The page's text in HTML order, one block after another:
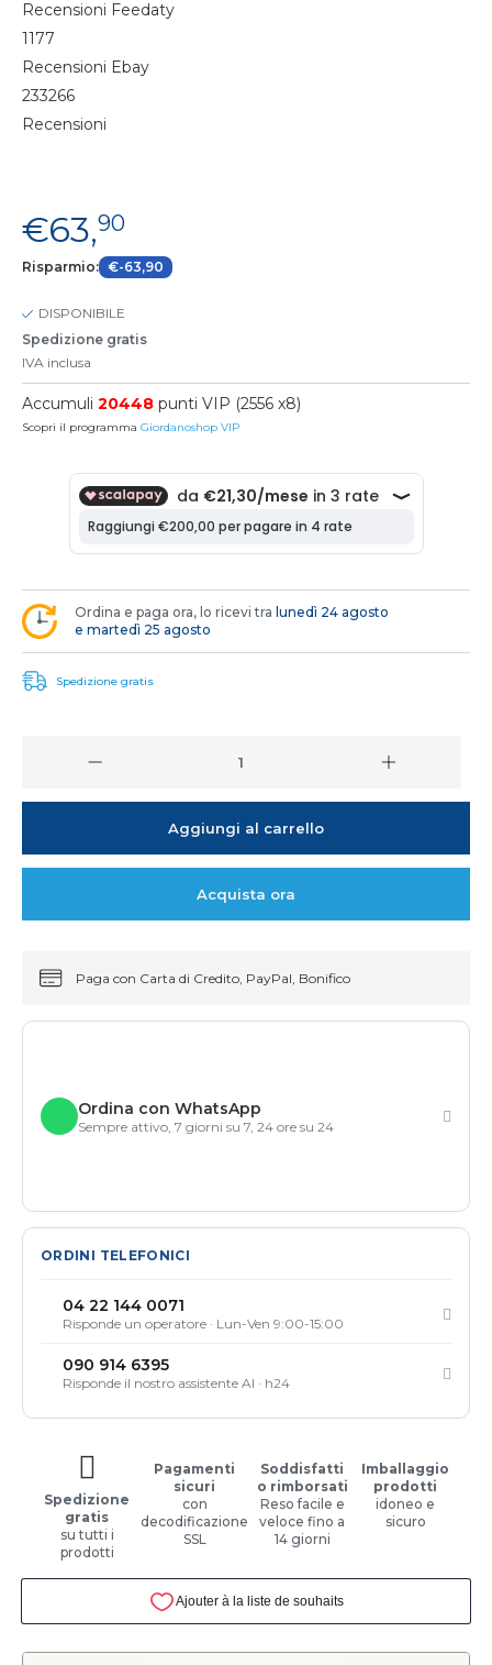
Recensioni Feedaty
1177
Recensioni Ebay
233266
Recensioni
€63,90
Risparmio: €-63,90
DISPONIBILE
Spedizione gratis
IVA inclusa
Accumuli 20448 punti VIP (2556 x8)
Scopri il programma Giordanoshop VIP
Ordina e paga ora, lo ricevi tra lunedì 24 agosto
e martedì 25 agosto
Spedizione gratis
Aggiungi al carrello
Acquista ora
Paga con Carta di Credito, PayPal, Bonifico
Ordina con WhatsApp
Sempre attivo, 7 giorni su 7, 24 ore su 24
ORDINI TELEFONICI
04 22 144 0071
Risponde un operatore · Lun-Ven 9:00-15:00
090 914 6395
Risponde il nostro assistente AI · h24
Spedizione
gratis
su tutti i
prodotti
Pagamenti
sicuri
con
decodificazione
SSL
Soddisfatti
o rimborsati
Reso facile e
veloce fino a
14 giorni
Imballaggio
prodotti
idoneo e
sicuro